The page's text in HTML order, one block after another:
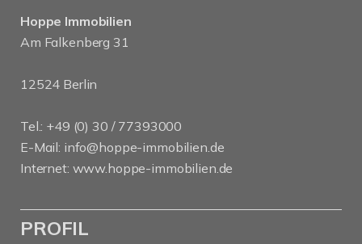
Hoppe Immobilien
Am Falkenberg 31
12524 Berlin
Tel.: +49 (0) 30 / 77393000
E-Mail: info@hoppe-immobilien.de
Internet: www.hoppe-immobilien.de
PROFIL